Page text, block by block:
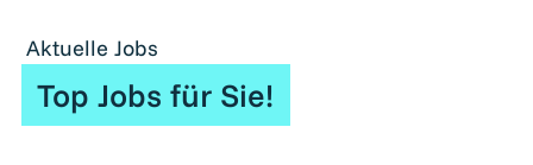
Aktuelle Jobs
Top Jobs für Sie!